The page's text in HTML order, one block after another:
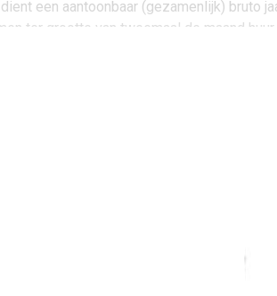
dient een aantoonbaar (gezamenlijk) bruto
ter grootte van tweemaal de maand huur,
van de meest unieke locaties van Tilburg
woonkamer en twee slaapkamers. De
diverse sportvoorzieningen en